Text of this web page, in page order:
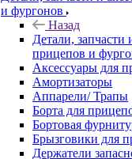
и фургонов
Назад
Детали, запчасти
прицепов и
Аксессуары для
Амортизаторы
Аппарели/ Трапы
Борта для
Бортовая
Брызговики для
Держатели